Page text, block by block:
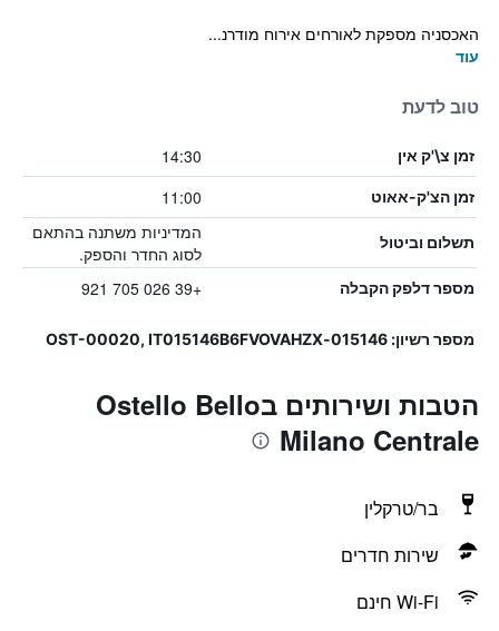
האכסניה מספקת לאורחים אירוח מודרנ...
עוד
טוב לדעת
זמן צ\'ק אין 14:30
זמן הצ'ק-אאוט 11:00
תשלום וביטול
המדיניות משתנה בהתאם
לסוג החדר והספק.
מספר דלפק הקבלה +39 026 705 921
מספר רשיון: 015146-OST-00020, IT015146B6FVOVAHZX
הטבות ושירותים בOstello Bello
Milano Centrale
בר/טרקלין
שירות חדרים
Wi-Fi חינם